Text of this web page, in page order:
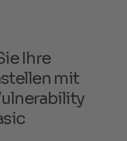
ie Ihre
stellen mit
ulnerability
sic